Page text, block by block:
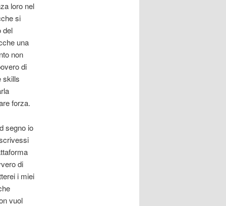
loro nel
si
del
una
non
di
skills
forza.
segno io
di
i miei
vuol